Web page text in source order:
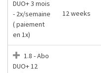
DUO+ 3 mois
- 2x/semaine
( paiement
en 1x)
12 weeks
1.8 - Abo
DUO+ 12